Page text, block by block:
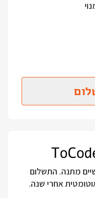
חודשיים מתנה. התשלום
אחרי שנה.